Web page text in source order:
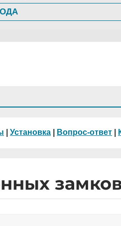
Установка Вопрос-ответ